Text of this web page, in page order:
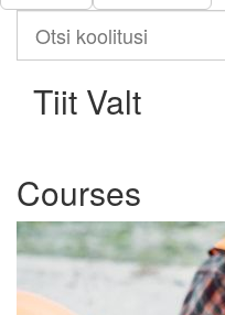
koolitusi
Tiit Valt
Courses